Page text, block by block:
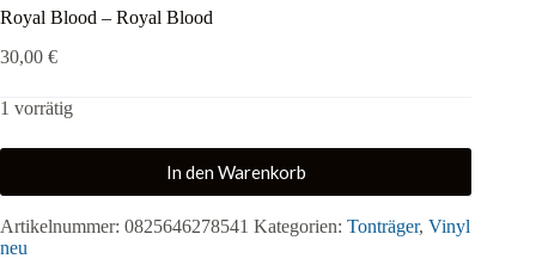
Royal Blood – Royal Blood
30,00 €
1 vorrätig
In den Warenkorb
Artikelnummer: 0825646278541 Kategorien: Tonträger, Vinyl
neu